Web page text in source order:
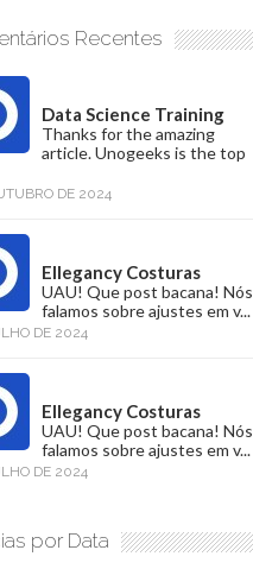
Recentes
Data Science Training
Thanks for the amazing
article. Unogeeks is the top
DE 2024
Ellegancy Costuras
UAU! Que post bacana! Nós
falamos sobre ajustes em v...
DE 2024
Ellegancy Costuras
UAU! Que post bacana! Nós
falamos sobre ajustes em v...
DE 2024
por Data